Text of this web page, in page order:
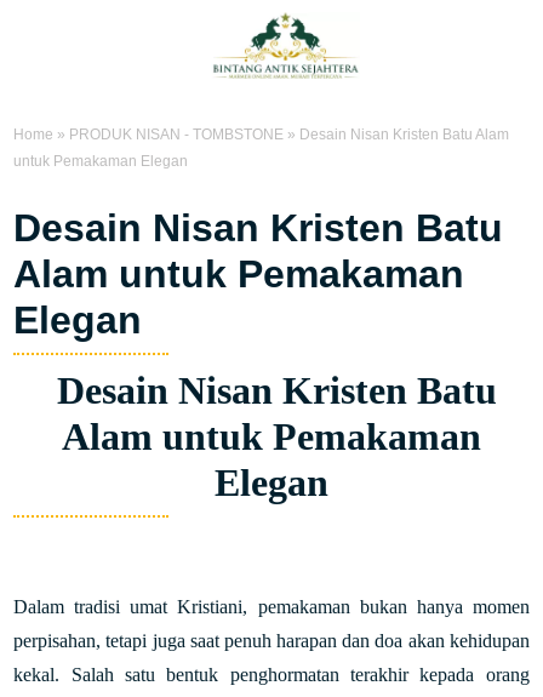
Home » PRODUK NISAN - TOMBSTONE » Desain Nisan Kristen Batu Alam
untuk Pemakaman Elegan
Desain Nisan Kristen Batu
Alam untuk Pemakaman
Elegan
Desain Nisan Kristen Batu
Alam untuk Pemakaman
Elegan
Dalam tradisi umat Kristiani, pemakaman bukan hanya momen
perpisahan, tetapi juga saat penuh harapan dan doa akan kehidupan
kekal. Salah satu bentuk penghormatan terakhir kepada orang